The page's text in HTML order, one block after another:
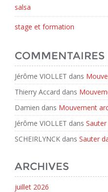
salsa
stage et formation
COMMENTAIRES
Jérôme VIOLLET dans
Thierry Accard dans
Damien dans Mouvement
Jérôme VIOLLET dans
SCHEIRLYNCK dans Sauter
ARCHIVES
juillet 2026